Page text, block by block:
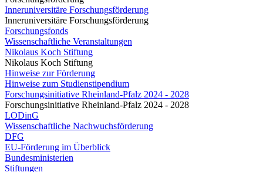
Inneruniversitäre Forschungsförderung
Inneruniversitäre Forschungsförderung
Forschungsfonds
Wissenschaftliche Veranstaltungen
Nikolaus Koch Stiftung
Nikolaus Koch Stiftung
Hinweise zur Förderung
Hinweise zum Studienstipendium
Forschungsinitiative Rheinland-Pfalz 2024 - 2028
Forschungsinitiative Rheinland-Pfalz 2024 - 2028
LODinG
Wissenschaftliche Nachwuchsförderung
DFG
EU-Förderung im Überblick
Bundesministerien
Stiftungen